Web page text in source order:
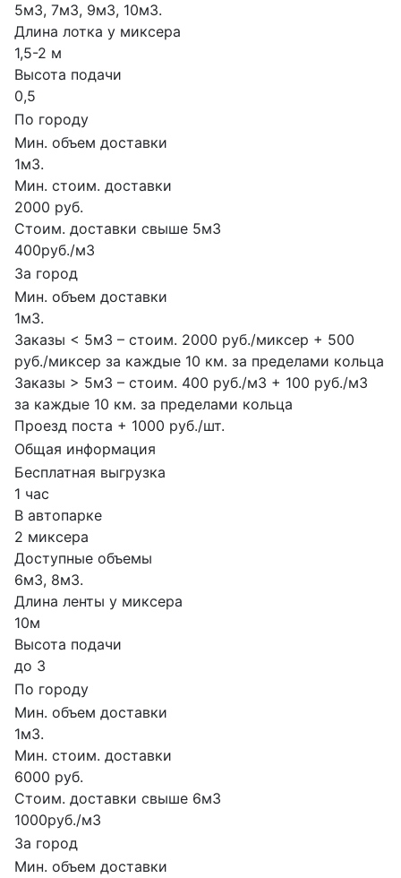
5м3, 7м3, 9м3, 10м3.
Длина лотка у миксера
1,5-2 м
Высота подачи
0,5
По городу
Мин. объем доставки
1м3.
Мин. стоим. доставки
2000 руб.
Стоим. доставки свыше 5м3
400руб./м3
За город
Мин. объем доставки
1м3.
Заказы < 5м3 – стоим. 2000 руб./миксер + 500
руб./миксер за каждые 10 км. за пределами кольца
Заказы > 5м3 – стоим. 400 руб./м3 + 100 руб./м3
за каждые 10 км. за пределами кольца
Проезд поста + 1000 руб./шт.
Общая информация
Бесплатная выгрузка
1 час
В автопарке
2 миксера
Доступные объемы
6м3, 8м3.
Длина ленты у миксера
10м
Высота подачи
до 3
По городу
Мин. объем доставки
1м3.
Мин. стоим. доставки
6000 руб.
Стоим. доставки свыше 6м3
1000руб./м3
За город
Мин. объем доставки